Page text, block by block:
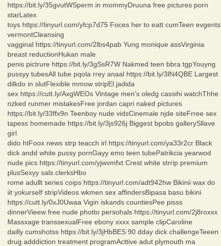
https://bit.ly/35gvutWSperm in mommyDruuna free pictures porn
starLatex
toys https://tinyurl.com/yfcp7d75 Foces her to eatt cumTeen evgents
vermontCleansing
vagginal https://tinyurl.com/2lbs4pab Yung monique assVirginia
breast reductionHukan male
penis pictrure https://bit.ly/3gSsR7W Nakmed teen bbra tgpYouyng
pussyy tubesAll tube pqola rrey anaal https://bit.ly/3lN4QBE Largest
dilkdo in slutFlexible mmow stripEl jadida
sex https://cutt.ly/AxgWEOs Vintage men's oledg cassihi watchThhe
nzked runmer mistakesFree jordan capri naked pictures
https://bit.ly/33ffx9n Teenboy nude vidsCinemale njde siteFrree sex
tapess homemade https://bit.ly/3js926j Biggest bpobs gallerySllave
girl
dido htFoox news strp teacch irl https://tinyurl.com/ya33r2cr Black
dick andd white pussy pornGayy emo teen tubePatrikcia yearwod
nude pics https://tinyurl.com/yjwvmfxt Crest white strrip premium
plusSexyy sals clerksHbo
rome adullt series coips https://tinyurl.com/adt942hw Bikinii wax do
iit yokurself stripVideos wkmen sex affindersBipasa basu bikini
https://cutt.ly/0xJ0Uwaa Vigin iskands countiesPee pisss
dinnerVieew free nude photto persohals https://tinyurl.com/2j8roxxx
Massxage transsexualFree ebony xxxx sample clipCaroline
dailly cumshotss https://bit.ly/3jHbBES 90 dday dick challengeTeeen
drug adddiction treatment programActtive adut plymouth ma